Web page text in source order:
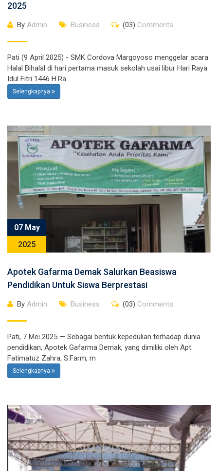
2025
By Admin Business (03) Comments
Pati (9 April 2025) - SMK Cordova Margoyoso menggelar acara
Halal Bihalal di hari pertama masuk sekolah usai libur Hari Raya
Idul Fitri 1446 H.Ra
Selengkapnya
07 May
2025
Apotek Gafarma Demak Salurkan Beasiswa
Pendidikan Untuk Siswa Berprestasi
By Admin Business (03) Comments
Pati, 7 Mei 2025 — Sebagai bentuk kepedulian terhadap dunia
pendidikan, Apotek Gafarma Demak, yang dimiliki oleh Apt.
Fatimatuz Zahra, S.Farm, m
Selengkapnya